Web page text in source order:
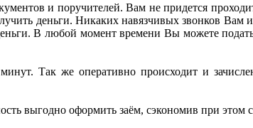
и поручителей. Вам не придется
деньги. Никаких навязчивых звонков
В любой момент времени Вы можете
Так же оперативно происходит и
выгодно оформить заём, сэкономив при этом